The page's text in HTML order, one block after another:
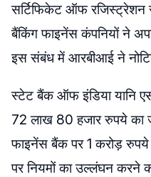
सर्टिफिकेट ऑफ रजिस्ट्रेशन
बैंकिंग फाइनेंस कंपनियों ने
इस संबंध में आरबीआई ने
स्टेट बैंक ऑफ इंडिया यानि
72 लाख 80 हजार रुपये का
फाइनेंस बैंक पर 1 करोड़ रुपये
पर नियमों का उल्लंघन करने